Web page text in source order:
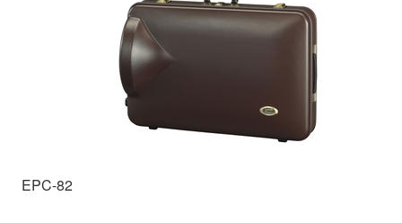
EPC-82